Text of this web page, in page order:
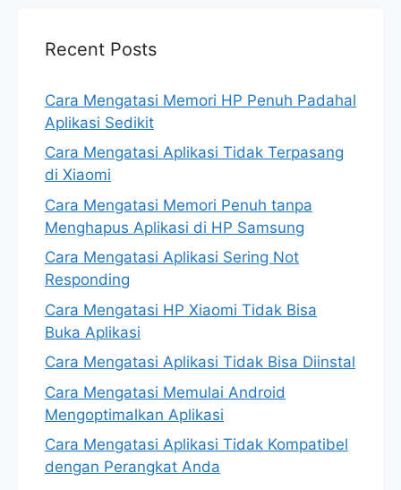
Recent Posts
Cara Mengatasi Memori HP Penuh Padahal
Aplikasi Sedikit
Cara Mengatasi Aplikasi Tidak Terpasang
di Xiaomi
Cara Mengatasi Memori Penuh tanpa
Menghapus Aplikasi di HP Samsung
Cara Mengatasi Aplikasi Sering Not
Responding
Cara Mengatasi HP Xiaomi Tidak Bisa
Buka Aplikasi
Cara Mengatasi Aplikasi Tidak Bisa Diinstal
Cara Mengatasi Memulai Android
Mengoptimalkan Aplikasi
Cara Mengatasi Aplikasi Tidak Kompatibel
dengan Perangkat Anda